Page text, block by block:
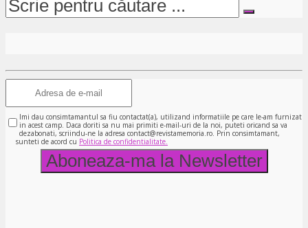
Imi dau consimtamantul sa fiu contactat(a), utilizand informatiile pe care le-am furnizat
in acest camp. Daca doriti sa nu mai primiti e-mail-uri de la noi, puteti oricand sa va
dezabonati, scriindu-ne la adresa contact@revistamemoria.ro. Prin consimtamant,
sunteti de acord cu Politica de confidentialitate.